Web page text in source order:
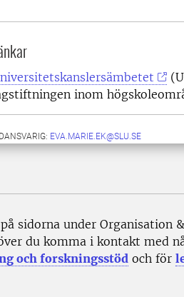
inom
EVA.MARIE.EK@SLU.SE
sidorna under Organisation
du komma i kontakt med
och forskningsstöd och för